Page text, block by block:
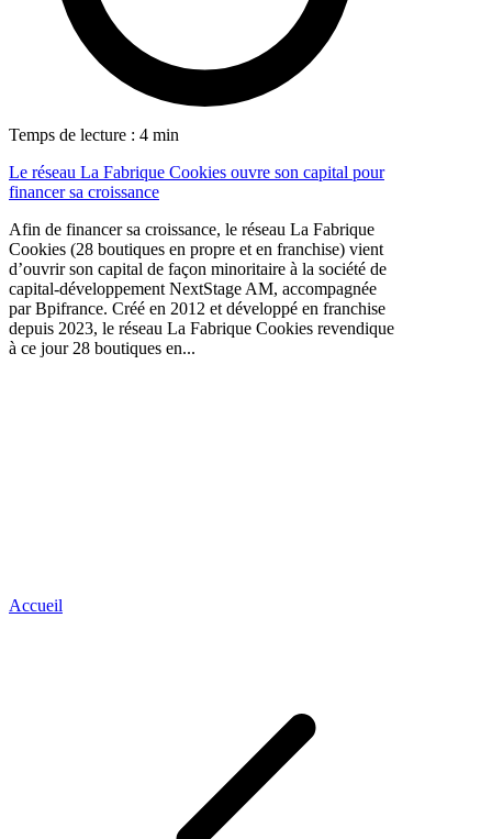
Temps de lecture : 4 min
Le réseau La Fabrique Cookies ouvre son capital pour
financer sa croissance
Afin de financer sa croissance, le réseau La Fabrique
Cookies (28 boutiques en propre et en franchise) vient
d’ouvrir son capital de façon minoritaire à la société de
capital-développement NextStage AM, accompagnée
par Bpifrance. Créé en 2012 et développé en franchise
depuis 2023, le réseau La Fabrique Cookies revendique
à ce jour 28 boutiques en...
Accueil